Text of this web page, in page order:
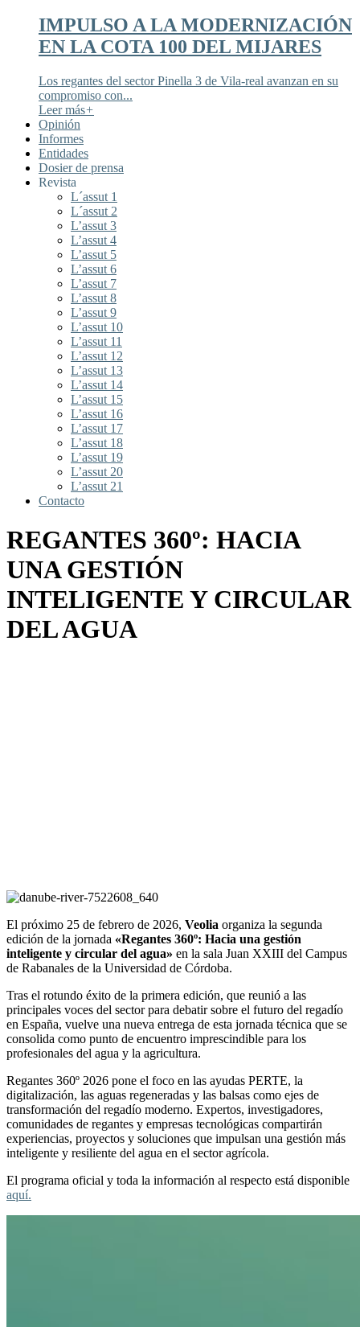
IMPULSO A LA MODERNIZACIÓN
EN LA COTA 100 DEL MIJARES
Los regantes del sector Pinella 3 de Vila-real avanzan en su
compromiso con...
Leer más+
Opinión
Informes
Entidades
Dosier de prensa
Revista
L´assut 1
L´assut 2
L’assut 3
L’assut 4
L’assut 5
L’assut 6
L’assut 7
L’assut 8
L’assut 9
L’assut 10
L’assut 11
L’assut 12
L’assut 13
L’assut 14
L’assut 15
L’assut 16
L’assut 17
L’assut 18
L’assut 19
L’assut 20
L’assut 21
Contacto
REGANTES 360º: HACIA
UNA GESTIÓN
INTELIGENTE Y CIRCULAR
DEL AGUA
El próximo 25 de febrero de 2026, Veolia organiza la segunda
edición de la jornada «Regantes 360º: Hacia una gestión
inteligente y circular del agua» en la sala Juan XXIII del Campus
de Rabanales de la Universidad de Córdoba.
Tras el rotundo éxito de la primera edición, que reunió a las
principales voces del sector para debatir sobre el futuro del regadío
en España, vuelve una nueva entrega de esta jornada técnica que se
consolida como punto de encuentro imprescindible para los
profesionales del agua y la agricultura.
Regantes 360º 2026 pone el foco en las ayudas PERTE, la
digitalización, las aguas regeneradas y las balsas como ejes de
transformación del regadío moderno. Expertos, investigadores,
comunidades de regantes y empresas tecnológicas compartirán
experiencias, proyectos y soluciones que impulsan una gestión más
inteligente y resiliente del agua en el sector agrícola.
El programa oficial y toda la información al respecto está disponible
aquí.